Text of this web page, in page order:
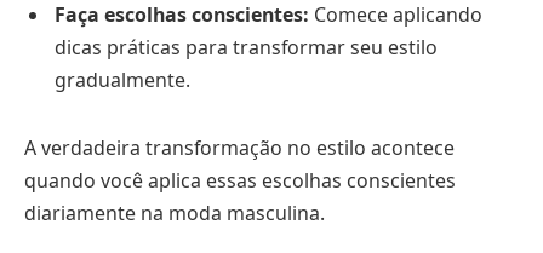
Faça escolhas conscientes: Comece aplicando
dicas práticas para transformar seu estilo
gradualmente.
A verdadeira transformação no estilo acontece
quando você aplica essas escolhas conscientes
diariamente na moda masculina.